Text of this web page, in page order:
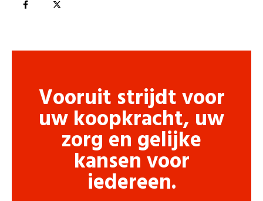
Vooruit strijdt voor
uw koopkracht, uw
zorg en gelijke
kansen voor
iedereen.